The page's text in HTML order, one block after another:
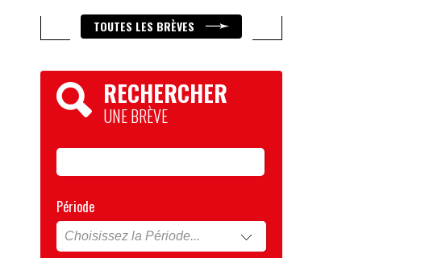
TOUTES LES BRÈVES
RECHERCHER
UNE BRÈVE
Période